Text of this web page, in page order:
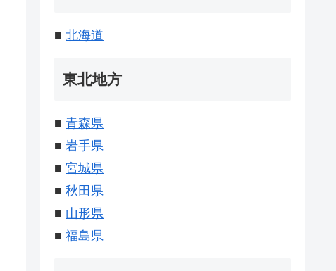
■ 北海道
東北地方
■ 青森県
■ 岩手県
■ 宮城県
■ 秋田県
■ 山形県
■ 福島県